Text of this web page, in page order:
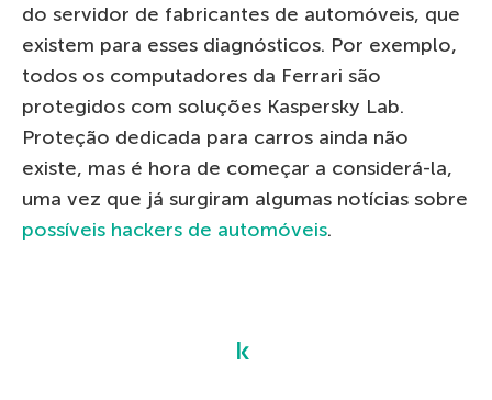
do servidor de fabricantes de automóveis, que
existem para esses diagnósticos. Por exemplo,
todos os computadores da Ferrari são
protegidos com soluções Kaspersky Lab.
Proteção dedicada para carros ainda não
existe, mas é hora de começar a considerá-la,
uma vez que já surgiram algumas notícias sobre
possíveis hackers de automóveis.